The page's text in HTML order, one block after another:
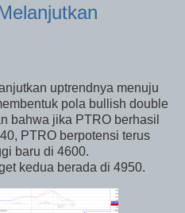
uptrendnya menuju
pola bullish double
bahwa jika PTRO berhasil
PTRO berpotensi terus
baru di 4600.
kedua berada di 4950.